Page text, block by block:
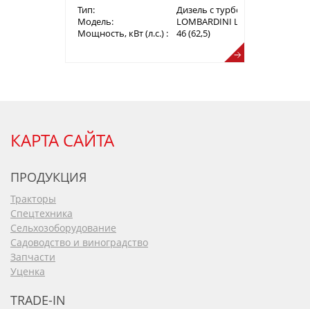
Тип:
Дизель с турбонаддувом
Модель:
LOMBARDINI LDW 2204Т (Tier
Мощность, кВт (л.с.) :
46 (62,5)
КАРТА САЙТА
ПРОДУКЦИЯ
Тракторы
Спецтехника
Сельхозоборудование
Садоводство и виноградство
Запчасти
Уценка
TRADE-IN